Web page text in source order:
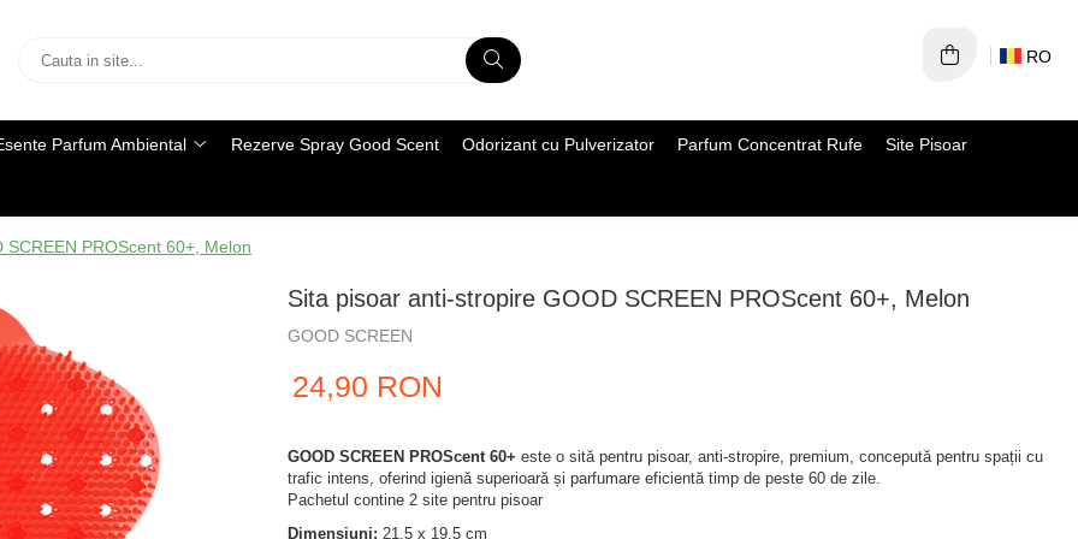
RO
Parfum Ambiental Rezerve Spray Good Scent Odorizant cu Pulverizator Parfum Concentrat Rufe Site Pisoar
PROScent 60+, Melon
Sita pisoar anti-stropire GOOD SCREEN PROScent 60+, Melon
GOOD SCREEN
24,90 RON
GOOD SCREEN PROScent 60+ este o sită pentru pisoar, anti-stropire, premium, concepută pentru spații cu
trafic intens, oferind igienă superioară și parfumare eficientă timp de peste 60 de zile.
Pachetul contine 2 site pentru pisoar
Dimensiuni: 21.5 x 19.5 cm